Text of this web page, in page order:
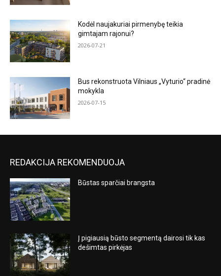
Kodėl naujakuriai pirmenybę teikia
gimtajam rajonui?
2026-07-21
Bus rekonstruota Vilniaus „Vyturio“ pradinė
mokykla
2026-07-15
REDAKCIJA REKOMENDUOJA
Būstas sparčiai brangsta
Į pigiausią būsto segmentą dairosi tik kas
dešimtas pirkėjas